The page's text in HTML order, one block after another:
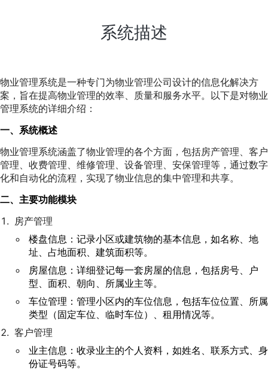
系统描述
物业管理系统是一种专门为物业管理公司设计的信息化解决方
案，旨在提高物业管理的效率、质量和服务水平。以下是对物业
管理系统的详细介绍：
一、系统概述
物业管理系统涵盖了物业管理的各个方面，包括房产管理、客户
管理、收费管理、维修管理、设备管理、安保管理等，通过数字
化和自动化的流程，实现了物业信息的集中管理和共享。
二、主要功能模块
房产管理
楼盘信息：记录小区或建筑物的基本信息，如名称、地
址、占地面积、建筑面积等。
房屋信息：详细登记每一套房屋的信息，包括房号、户
型、面积、朝向、所属业主等。
车位管理：管理小区内的车位信息，包括车位位置、所属
类型（固定车位、临时车位）、租用情况等。
客户管理
业主信息：收录业主的个人资料，如姓名、联系方式、身
份证号码等。